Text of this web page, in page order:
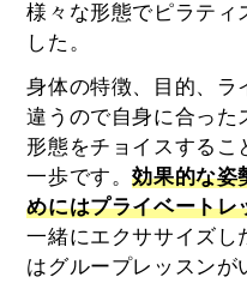
様々な形態でピラティ
した。
身体の特徴、目的、ラ
違うので自身に合った
形態をチョイスするこ
一歩です。効果的な姿
めにはプライベートレ
一緒にエクササイズし
はグループレッスンが